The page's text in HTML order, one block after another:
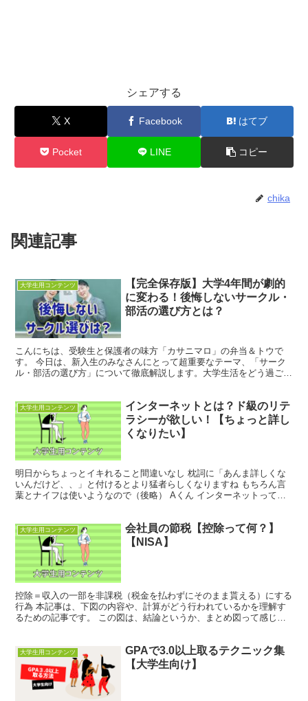
シェアする
X Facebook はてブ
Pocket LINE コピー
chika
関連記事
大学生用コンテンツ
【完全保存版】大学4年間が劇的
に変わる！後悔しないサークル・
部活の選び方とは？
こんにちは、受験生と保護者の味方「カサニマロ」の弁当＆トウで
す。 今日は、新入生のみなさんにとって超重要なテーマ、「サーク
ル・部活の選び方」について徹底解説します。大学生活をどう過ごす
大学生用コンテンツ
インターネットとは？ド級のリテ
ラシーが欲しい！【ちょっと詳し
くなりたい】
明日からちょっとイキれること間違いなし 枕詞に「あんま詳しくな
いんだけど、、」と付けるとより猛者らしくなりますね もちろん言
葉とナイフは使いようなので（後略） Aくん インターネットって結
大学生用コンテンツ
会社員の節税【控除って何？】
【NISA】
控除＝収入の一部を非課税（税金を払わずにそのまま貰える）にする
行為 本記事は、下図の内容や、計算がどう行われているかを理解す
るための記事です。 この図は、結論というか、まとめ図って感じで
大学生用コンテンツ
GPAで3.0以上取るテクニック集
【大学生向け】